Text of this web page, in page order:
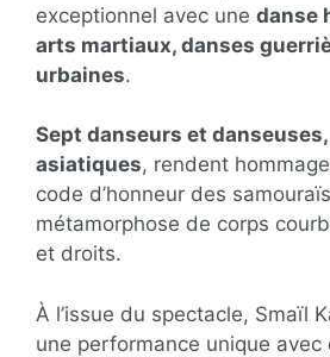
exceptionnel avec une danse
arts martiaux, danses
urbaines.
Sept danseurs et
asiatiques, rendent
code d’honneur des
métamorphose de corps
et droits.
À l’issue du spectacle, Smaïl
une performance unique avec